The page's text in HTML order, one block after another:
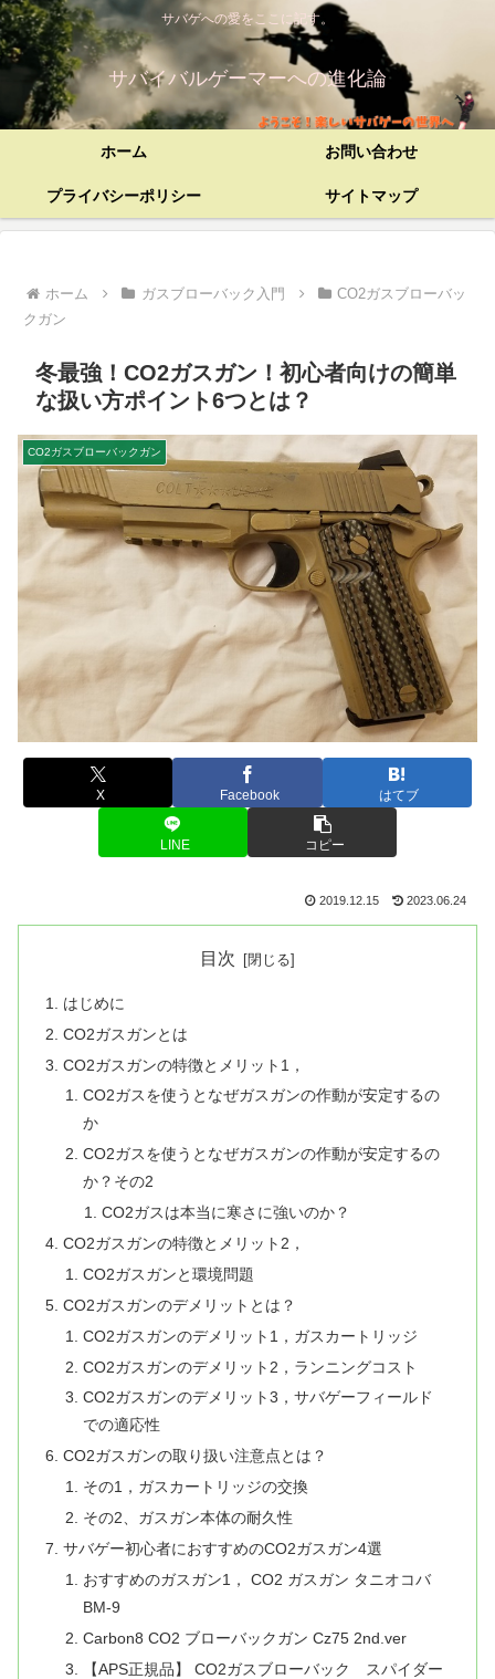
サバゲへの愛をここに記す。
サバイバルゲーマーへの進化論
ホーム お問い合わせ
プライバシーポリシー サイトマップ
ホーム ガスブローバック入門
CO2ガスブローバッ
クガン
冬最強！CO2ガスガン！初心者向けの簡単
な扱い方ポイント6つとは？
CO2ガスブローバックガン
X Facebook はてブ
LINE コピー
2019.12.15 2023.06.24
目次
はじめに
CO2ガスガンとは
CO2ガスガンの特徴とメリット1，
CO2ガスを使うとなぜガスガンの作動が安定するの
か
CO2ガスを使うとなぜガスガンの作動が安定するの
か？その2
CO2ガスは本当に寒さに強いのか？
CO2ガスガンの特徴とメリット2，
CO2ガスガンと環境問題
CO2ガスガンのデメリットとは？
CO2ガスガンのデメリット1，ガスカートリッジ
CO2ガスガンのデメリット2，ランニングコスト
CO2ガスガンのデメリット3，サバゲーフィールド
での適応性
CO2ガスガンの取り扱い注意点とは？
その1，ガスカートリッジの交換
その2、ガスガン本体の耐久性
サバゲー初心者におすすめのCO2ガスガン4選
おすすめのガスガン1， CO2 ガスガン タニオコバ
BM-9
Carbon8 CO2 ブローバックガン Cz75 2nd.ver
【APS正規品】 CO2ガスブローバック スパイダー